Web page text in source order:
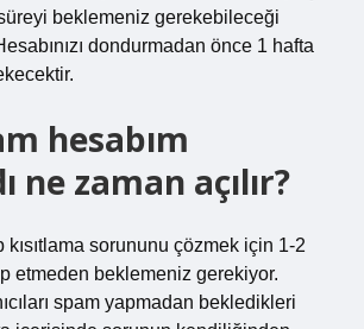
beklemeniz gerekebileceği
dondurmadan önce 1 hafta
hesabım
ne zaman açılır?
kısıtlama sorununu çözmek için 1-2
etmeden beklemeniz gerekiyor.
spam yapmadan bekledikleri